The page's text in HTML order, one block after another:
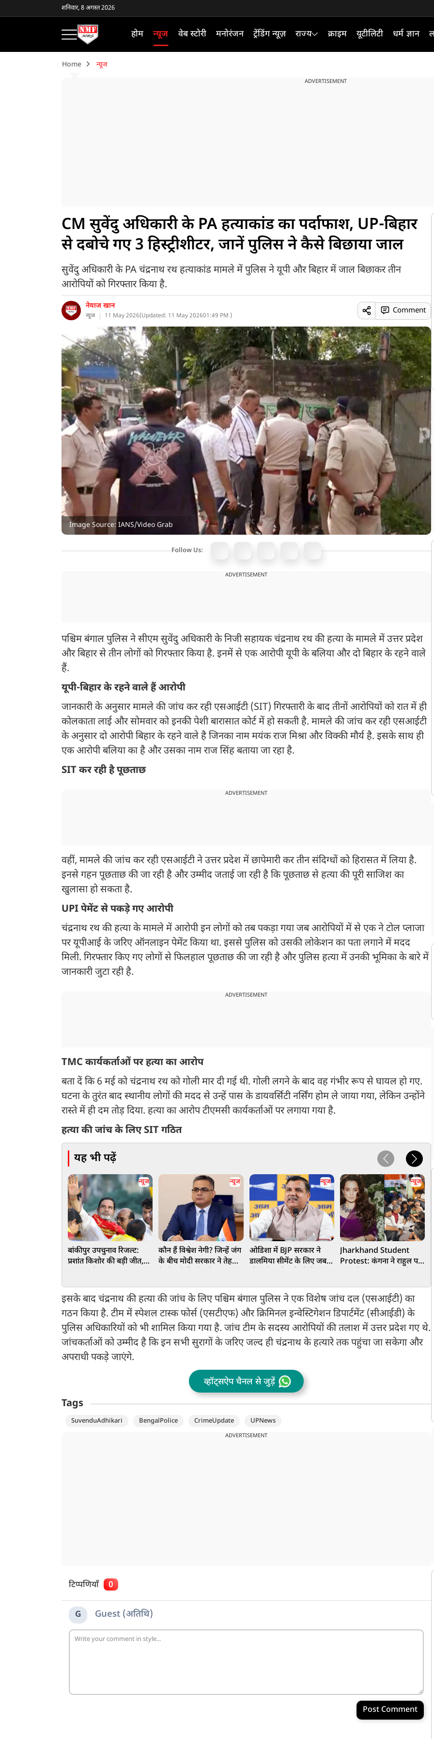
शनिवार, 8 अगस्त 2026
होम न्यूज वेब स्टोरी मनोरंजन ट्रेंडिंग न्यूज़ राज्य क्राइम यूटीलिटी धर्म ज्ञान
Home न्यूज
ADVERTISEMENT
CM सुवेंदु अधिकारी के PA हत्याकांड का पर्दाफाश, UP-बिहार
से दबोचे गए 3 हिस्ट्रीशीटर, जानें पुलिस ने कैसे बिछाया जाल
सुवेंदु अधिकारी के PA चंद्रनाथ रथ हत्याकांड मामले में पुलिस ने यूपी और बिहार में जाल बिछाकर तीन
आरोपियों को गिरफ्तार किया है.
नेयाज खान
न्यूज 11 May 2026(Updated: 11 May 202601:49 PM )
Comment
Image Source: IANS/Video Grab
Follow Us:
ADVERTISEMENT
पश्चिम बंगाल पुलिस ने सीएम सुवेंदु अधिकारी के निजी सहायक चंद्रनाथ रथ की हत्या के मामले में उत्तर प्रदेश
और बिहार से तीन लोगों को गिरफ्तार किया है. इनमें से एक आरोपी यूपी के बलिया और दो बिहार के रहने वाले
हैं.
यूपी-बिहार के रहने वाले हैं आरोपी
जानकारी के अनुसार मामले की जांच कर रही एसआईटी (SIT) गिरफ्तारी के बाद तीनों आरोपियों को रात में ही
कोलकाता लाई और सोमवार को इनकी पेशी बारासात कोर्ट में हो सकती है. मामले की जांच कर रही एसआईटी
के अनुसार दो आरोपी बिहार के रहने वाले है जिनका नाम मयंक राज मिश्रा और विक्की मौर्य है. इसके साथ ही
एक आरोपी बलिया का है और उसका नाम राज सिंह बताया जा रहा है.
SIT कर रही है पूछताछ
ADVERTISEMENT
वहीं, मामले की जांच कर रही एसआईटी ने उत्तर प्रदेश में छापेमारी कर तीन संदिग्धों को हिरासत में लिया है.
इनसे गहन पूछताछ की जा रही है और उम्मीद जताई जा रही है कि पूछताछ से हत्या की पूरी साजिश का
खुलासा हो सकता है.
UPI पेमेंट से पकड़े गए आरोपी
चंद्रनाथ रथ की हत्या के मामले में आरोपी इन लोगों को तब पकड़ा गया जब आरोपियों में से एक ने टोल प्लाजा
पर यूपीआई के जरिए ऑनलाइन पेमेंट किया था. इससे पुलिस को उसकी लोकेशन का पता लगाने में मदद
मिली. गिरफ्तार किए गए लोगों से फिलहाल पूछताछ की जा रही है और पुलिस हत्या में उनकी भूमिका के बारे में
जानकारी जुटा रही है.
ADVERTISEMENT
TMC कार्यकर्ताओं पर हत्या का आरोप
बता दें कि 6 मई को चंद्रनाथ रथ को गोली मार दी गई थी. गोली लगने के बाद वह गंभीर रूप से घायल हो गए.
घटना के तुरंत बाद स्थानीय लोगों की मदद से उन्हें पास के डायवर्सिटी नर्सिंग होम ले जाया गया, लेकिन उन्होंने
रास्ते में ही दम तोड़ दिया. हत्या का आरोप टीएमसी कार्यकर्ताओं पर लगाया गया है.
हत्या की जांच के लिए SIT गठित
यह भी पढ़ें
न्यूज
बांकीपुर उपचुनाव रिजल्ट:
प्रशांत किशोर की बड़ी जीत,
को दी मात
न्यूज
कौन हैं विश्वेश नेगी? जिन्हें जंग
के बीच मोदी सरकार ने तेहरान
न्यूज
ओडिशा में BJP सरकार ने
डालमिया सीमेंट के लिए जबरन
संजय सिंह का बड़ा आरोप
न्यूज
Jharkhand Student
Protest: कंगना ने राहुल पर
तकलीफ झेल रहे हैं
इसके बाद चंद्रनाथ की हत्या की जांच के लिए पश्चिम बंगाल पुलिस ने एक विशेष जांच दल (एसआईटी) का
गठन किया है. टीम में स्पेशल टास्क फोर्स (एसटीएफ) और क्रिमिनल इन्वेस्टिगेशन डिपार्टमेंट (सीआईडी) के
पुलिस अधिकारियों को भी शामिल किया गया है. जांच टीम के सदस्य आरोपियों की तलाश में उत्तर प्रदेश गए थे.
जांचकर्ताओं को उम्मीद है कि इन सभी सुरागों के जरिए जल्द ही चंद्रनाथ के हत्यारे तक पहुंचा जा सकेगा और
अपराधी पकड़े जाएंगे.
व्हॉट्सऐप चैनल से जुड़ें
Tags
SuvenduAdhikari BengalPolice CrimeUpdate UPNews
ADVERTISEMENT
टिप्पणियाँ 0
G Guest (अतिथि)
Post Comment